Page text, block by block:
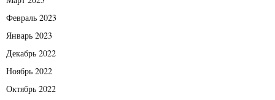
Февраль 2023
Январь 2023
Декабрь 2022
Ноябрь 2022
Октябрь 2022